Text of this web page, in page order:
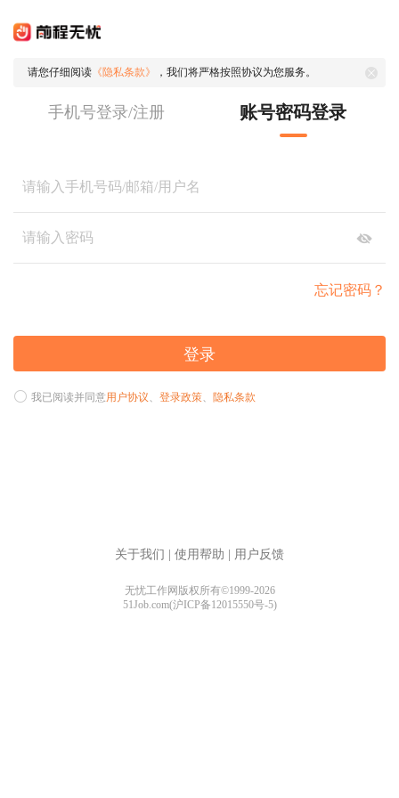
请您仔细阅读 《隐私条款》 ，我们将严格按照协议为您服务。
手机号登录/注册 账号密码登录
忘记密码？
登录
我已阅读并同意用户协议、 登录政策、 隐私条款
关于我们 使用帮助 用户反馈
无忧工作网版权所有©1999-2026
51Job.com(沪ICP备12015550号-5)